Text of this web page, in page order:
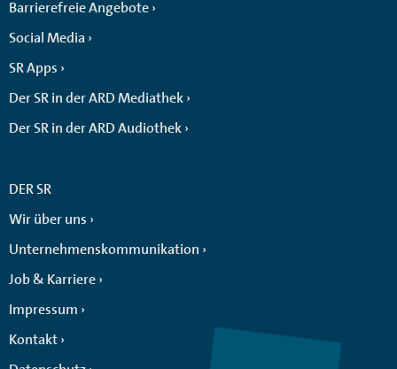
Barrierefreie Angebote
Social Media
SR Apps
Der SR in der ARD Mediathek
Der SR in der ARD Audiothek
DER SR
Wir über uns
Unternehmenskommunikation
Job & Karriere
Impressum
Kontakt